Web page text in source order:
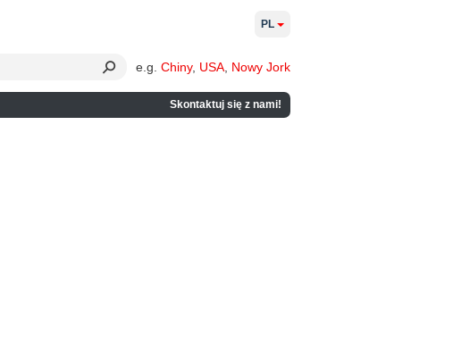
e.g. Chiny, USA Nowy Jork
Skontaktuj się z nami!
PL